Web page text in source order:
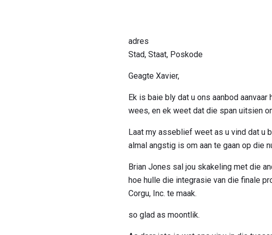
adres
Stad, Staat, Poskode
Geagte Xavier,
Ek is baie bly dat u ons aanbod
wees, en ek weet dat die span uitsien
Laat my asseblief weet as u vind dat u
almal angstig is om aan te gaan op die
Brian Jones sal jou skakeling met die
hoe hulle die integrasie van die finale
Corgu, Inc. te maak.
so glad as moontlik.